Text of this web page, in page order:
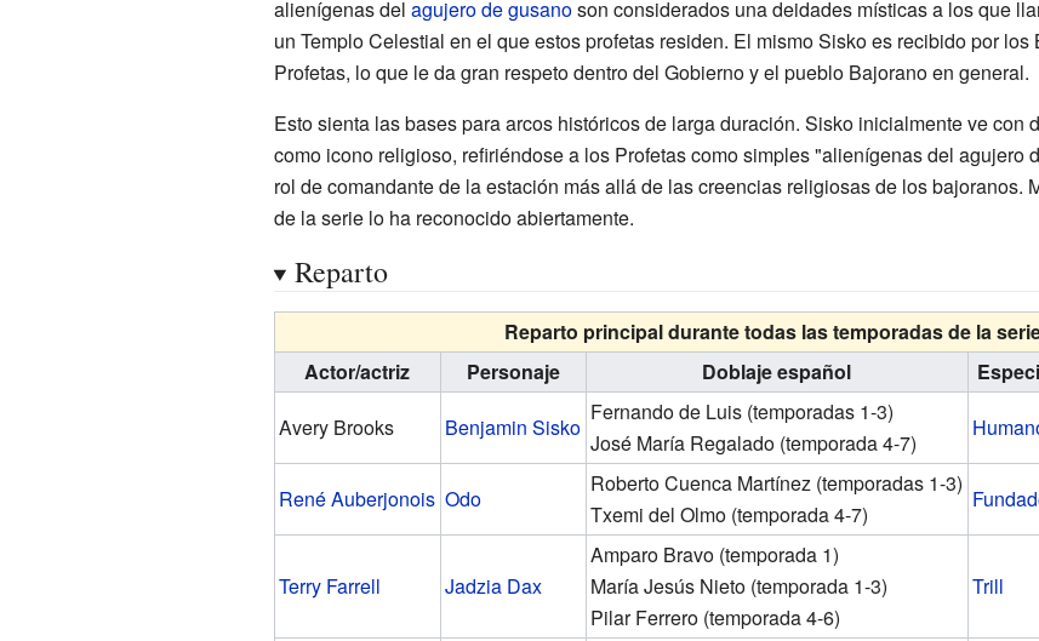
alienígenas del agujero de gusanoson considerados una deidades místicas a los que
un Templo Celestial en el que estos profetas residen. El mismo Sisko es recibido por
Profetas, lo que le da gran respeto dentro del Gobierno y el pueblo Bajorano en general.
Esto sienta las bases para arcos históricos de larga duración. Sisko inicialmente ve con
como icono religioso, refiriéndose a los Profetas como simples "alienígenas del agujero
rol de comandante de la estación más allá de las creencias religiosas de los bajoranos.
de la serie lo ha reconocido abiertamente.
Reparto
Reparto principal durante todas las temporadas de la
Actor/actriz
Personaje Doblaje español
Avery Brooks
Benjamin Sisko
Fernando de Luis (temporadas 1-3)
José María Regalado (temporada 4-7)
René Auberjonois Odo
Roberto Cuenca Martínez (temporadas 1-3)
Txemi del Olmo (temporada 4-7)
Terry Farrell Jadzia Dax
Amparo Bravo (temporada 1)
María Jesús Nieto (temporada 1-3)
Pilar Ferrero (temporada 4-6)
Trill